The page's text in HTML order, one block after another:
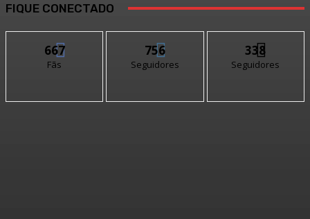
FIQUE CONECTADO
667
Fãs
756
Seguidores
338
Seguidores